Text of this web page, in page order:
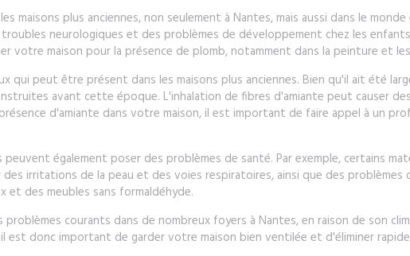
maisons plus anciennes, non seulement à Nantes, mais aussi dans le
neurologiques et des problèmes de développement chez les
votre maison pour la présence de plomb, notamment dans la peinture et
qui peut être présent dans les maisons plus anciennes. Bien qu'il ait été
avant cette époque. L'inhalation de fibres d'amiante peut causer
d'amiante dans votre maison, il est important de faire appel à un
également poser des problèmes de santé. Par exemple, certains
irritations de la peau et des voies respiratoires, ainsi que des
et des meubles sans formaldéhyde.
courants dans de nombreux foyers à Nantes, en raison de son
est donc important de garder votre maison bien ventilée et d'éliminer